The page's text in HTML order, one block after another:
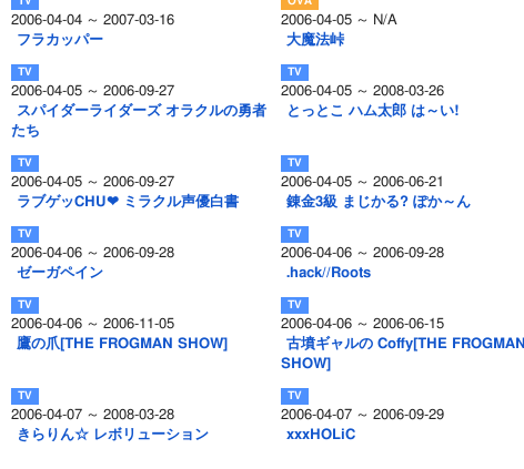
2006-04-04 ～ 2007-03-16
フラカッパー
2006-04-05 ～ N/A
大魔法峠
2006-04-05 ～ 2006-09-27
スパイダーライダーズ オラクルの勇者
たち
2006-04-05 ～ 2008-03-26
とっとこ ハム太郎 は～い!
2006-04-05 ～ 2006-09-27
ラブゲッCHU❤ ミラクル声優白書
2006-04-05 ～ 2006-06-21
錬金3級 まじかる? ぽか～ん
2006-04-06 ～ 2006-09-28
ゼーガペイン
2006-04-06 ～ 2006-09-28
.hack//Roots
2006-04-06 ～ 2006-11-05
鷹の爪[THE FROGMAN SHOW]
2006-04-06 ～ 2006-06-15
古墳ギャルの Coffy[THE FROGMAN
SHOW]
2006-04-07 ～ 2008-03-28
きらりん☆ レボリューション
2006-04-07 ～ 2006-09-29
xxxHOLiC